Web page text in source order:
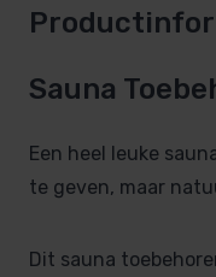
Sauna
Een heel leuke
te geven, maar
Dit sauna